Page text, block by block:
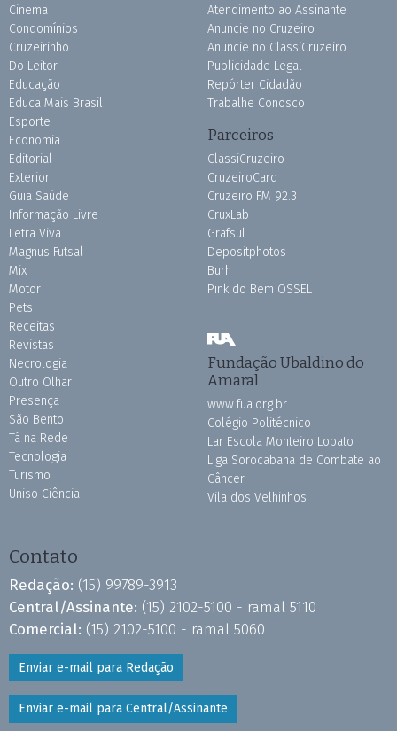
Cinema
Condomínios
Cruzeirinho
Do Leitor
Educação
Educa Mais Brasil
Esporte
Economia
Editorial
Exterior
Guia Saúde
Informação Livre
Letra Viva
Magnus Futsal
Mix
Motor
Pets
Receitas
Revistas
Necrologia
Outro Olhar
Presença
São Bento
Tá na Rede
Tecnologia
Turismo
Uniso Ciência
Atendimento ao Assinante
Anuncie no Cruzeiro
Anuncie no ClassiCruzeiro
Publicidade Legal
Repórter Cidadão
Trabalhe Conosco
Parceiros
ClassiCruzeiro
CruzeiroCard
Cruzeiro FM 92.3
CruxLab
Grafsul
Depositphotos
Burh
Pink do Bem OSSEL
Fundação Ubaldino do
Amaral
www.fua.org.br
Colégio Politécnico
Lar Escola Monteiro Lobato
Liga Sorocabana de Combate ao
Câncer
Vila dos Velhinhos
Contato
Redação: (15) 99789-3913
Central/Assinante: (15) 2102-5100 - ramal 5110
Comercial: (15) 2102-5100 - ramal 5060
Enviar e-mail para Redação
Enviar e-mail para Central/Assinante